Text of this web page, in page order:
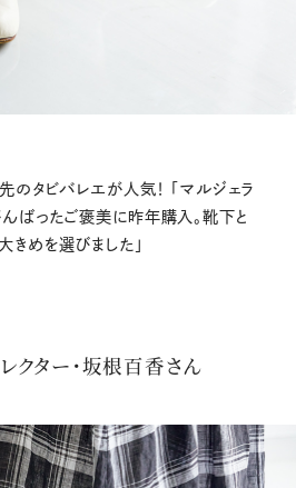
のタビバレエが人気！ 「マルジェラ
ばったご褒美に昨年購入。靴下と
きめを選びました」
クター・坂根百香さん